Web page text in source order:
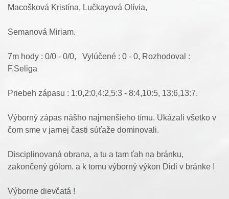
Macošková Kristína, Lučkayová Olívia,
Semanová Miriam.
7m hody : 0/0 - 0/0, Vylúčené : 0 - 0, Rozhodoval :
F.Seliga
Priebeh zápasu : 1:0,2:0,4:2,5:3 - 8:4,10:5, 13:6,13:7.
Výborný zápas nášho najmenšieho tímu. Ukázali všetko v
čom sme v jarnej časti súťaže dominovali.
Disciplinovaná obrana, a tu a tam ťah na bránku,
zakončený gólom. a k tomu výborný výkon Didi v bránke !
Výborne dievčatá !